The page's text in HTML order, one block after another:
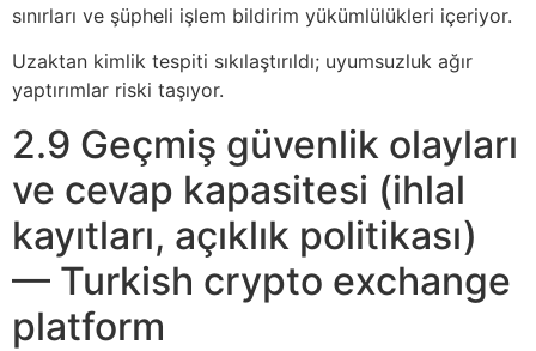
sınırları ve şüpheli işlem bildirim yükümlülükleri içeriyor.
Uzaktan kimlik tespiti sıkılaştırıldı; uyumsuzluk ağır
yaptırımlar riski taşıyor.
2.9 Geçmiş güvenlik olayları
ve cevap kapasitesi (ihlal
kayıtları, açıklık politikası)
— Turkish crypto exchange
platform